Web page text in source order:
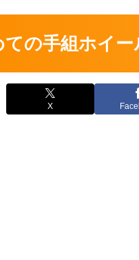
ての手組ホイー
X